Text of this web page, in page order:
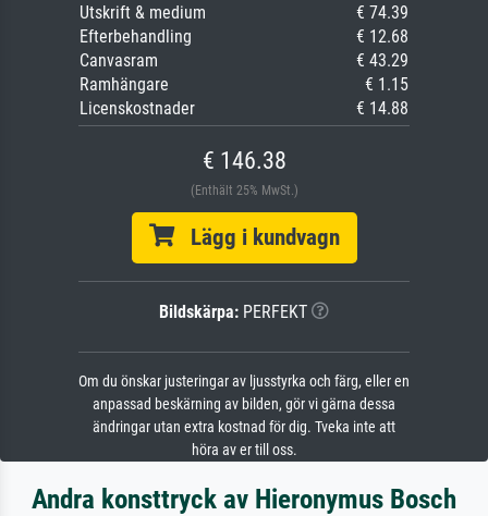
Utskrift & medium
€ 74.39
Efterbehandling
€ 12.68
Canvasram
€ 43.29
Ramhängare
€ 1.15
Licenskostnader
€ 14.88
€ 146.38
(Enthält 25% MwSt.)
Lägg i kundvagn
Bildskärpa: PERFEKT
Om du önskar justeringar av ljusstyrka och färg, eller en
anpassad beskärning av bilden, gör vi gärna dessa
ändringar utan extra kostnad för dig. Tveka inte att
höra av er till oss.
Andra konsttryck av Hieronymus Bosch